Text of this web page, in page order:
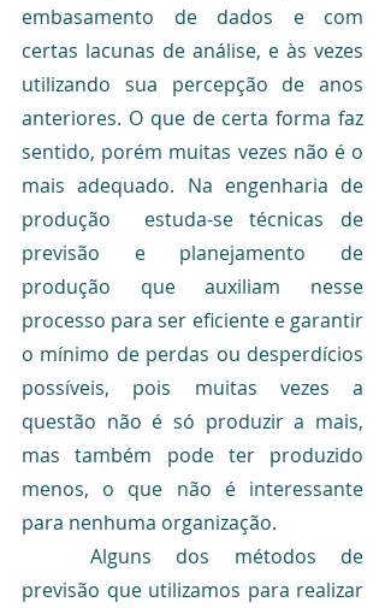
embasamento de dados e com
certas lacunas de análise, e às vezes
utilizando sua percepção de anos
anteriores. O que de certa forma faz
sentido, porém muitas vezes não é o
mais adequado. Na engenharia de
produção  estuda-se técnicas de
previsão e planejamento de
produção que auxiliam nesse
processo para ser eficiente e garantir
o mínimo de perdas ou desperdícios
possíveis, pois muitas vezes a
questão não é só produzir a mais,
mas também pode ter produzido
menos, o que não é interessante
para nenhuma organização.
previsão que utilizamos para realizar